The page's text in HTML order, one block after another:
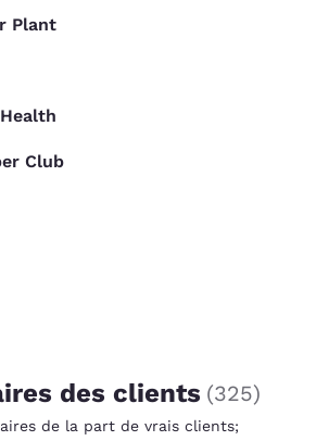
Plant
Club
des clients (325)
de la part de vrais clients;